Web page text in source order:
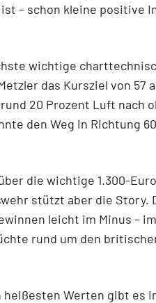
– schon kleine positive
wichtige
das Kursziel von 57
20 Prozent Luft nach
den Weg in Richtung
die wichtige 1.300-
stützt aber die Story.
leicht im Minus – im
rund um den
heißesten Werten gibt es